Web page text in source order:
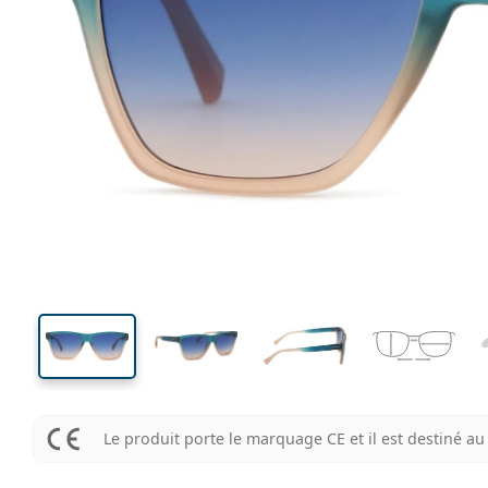
43 mm
Hauteur des verres
55 mm
Largeur des verres
Largeur
des verres
Le produit porte le marquage CE et il est destiné